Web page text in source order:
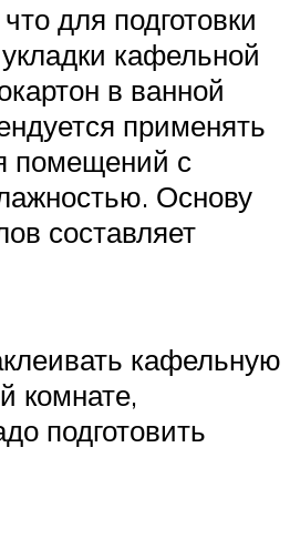
для подготовки
кафельной
в ванной
применять
помещений с
Основу
составляет
кафельную
комнате,
подготовить